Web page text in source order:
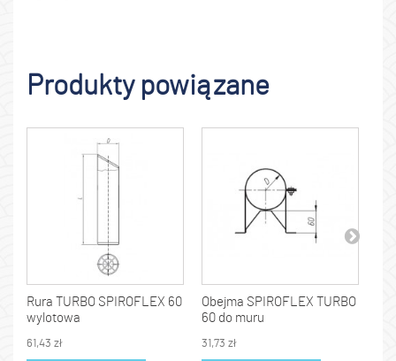
Produkty powiązane
Rura TURBO SPIROFLEX 60
wylotowa
61,43 zł
Obejma SPIROFLEX TURBO
60 do muru
31,73 zł